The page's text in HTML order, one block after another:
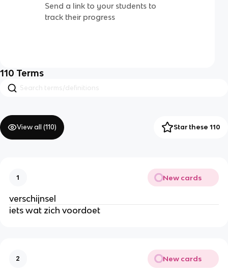
Send a link to your students to
track their progress
110 Terms
View all (110) Star these 110
1 New cards
verschijnsel
iets wat zich voordoet
2 New cards